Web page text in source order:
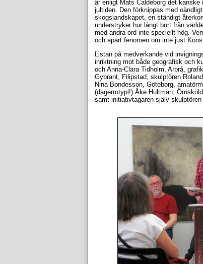
är enligt Mats Caldeborg det
jultiden. Den förknippas med
skogslandskapet, en ständigt
understryker hur långt bort från
med andra ord inte speciellt hög.
och apart fenomen om inte just
Listan på medverkande vid
inriktning mot både geografisk och
och Anna-Clara Tidholm, Arbrå,
Gybrant, Filipstad, skulptören
Nina Bondesson, Göteborg,
(dagerrotypi!) Åke Hultman,
samt initiativtagaren själv skulptören